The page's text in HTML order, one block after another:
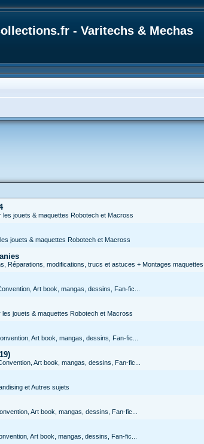
- Varitechs & Mechas
les jouets & maquettes Robotech et Macross
jouets & maquettes Robotech et Macross
Réparations, modifications, trucs et astuces + Montages maquettes..
Art book, mangas, dessins, Fan-fic...
les jouets & maquettes Robotech et Macross
Art book, mangas, dessins, Fan-fic...
Art book, mangas, dessins, Fan-fic...
et Autres sujets
Art book, mangas, dessins, Fan-fic...
Art book, mangas, dessins, Fan-fic...